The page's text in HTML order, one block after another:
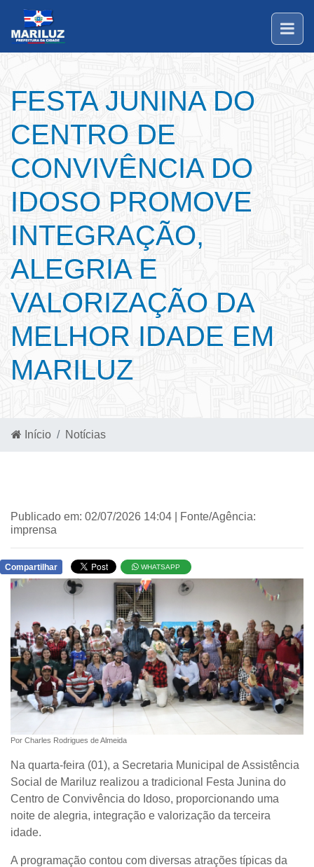
FESTA JUNINA DO
CENTRO DE
CONVIVÊNCIA DO
IDOSO PROMOVE
INTEGRAÇÃO,
ALEGRIA E
VALORIZAÇÃO DA
MELHOR IDADE EM
MARILUZ
Início Notícias
Publicado em: 02/07/2026 14:04 | Fonte/Agência:
imprensa
Compartilhar WHATSAPP
Por Charles Rodrigues de Almeida
Na quarta-feira (01), a Secretaria Municipal de Assistência
Social de Mariluz realizou a tradicional Festa Junina do
Centro de Convivência do Idoso, proporcionando uma
noite de alegria, integração e valorização da terceira
idade.
A programação contou com diversas atrações típicas da